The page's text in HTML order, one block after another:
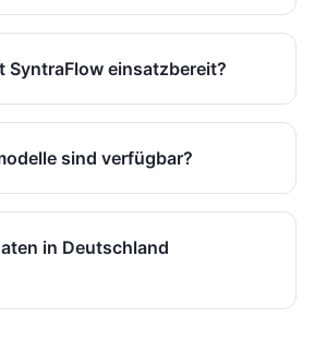
SyntraFlow einsatzbereit?
sind verfügbar?
in Deutschland